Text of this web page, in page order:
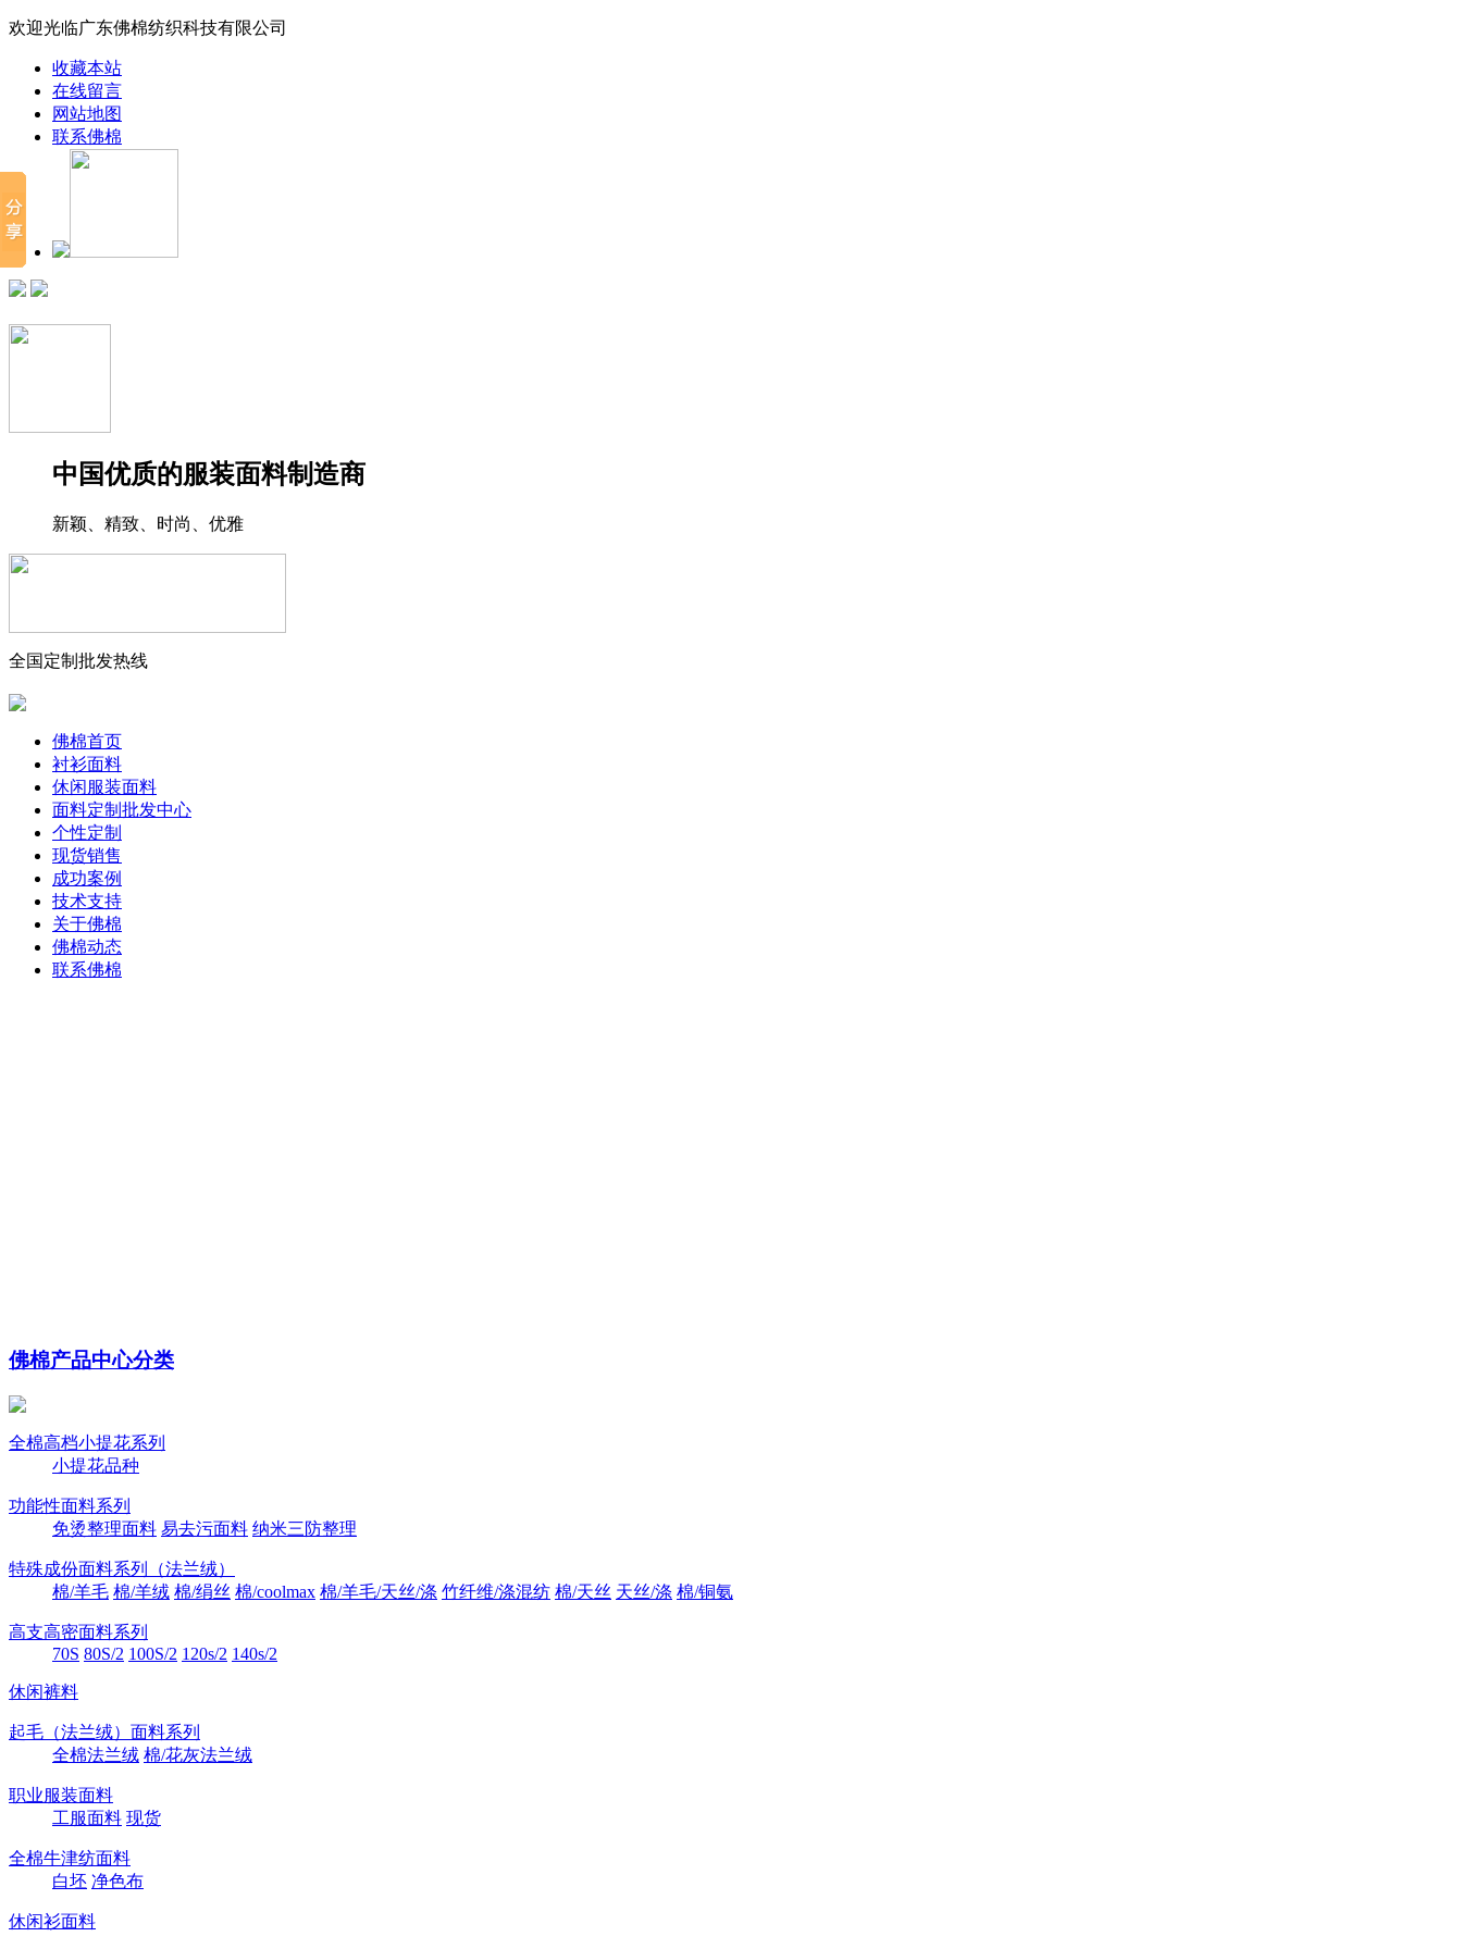
欢迎光临广东佛棉纺织科技有限公司
收藏本站
在线留言
网站地图
联系佛棉
中国优质的服装面料制造商
新颖、精致、时尚、优雅
全国定制批发热线
佛棉首页
衬衫面料
休闲服装面料
面料定制批发中心
个性定制
现货销售
成功案例
技术支持
关于佛棉
佛棉动态
联系佛棉
佛棉产品中心分类
全棉高档小提花系列
小提花品种
功能性面料系列
免烫整理面料 易去污面料 纳米三防整理
特殊成份面料系列（法兰绒）
棉/羊毛 棉/羊绒 棉/绢丝 棉/coolmax 棉/羊毛/天丝/涤 竹纤维/涤混纺 棉/天丝 天丝/涤 棉/铜氨
高支高密面料系列
70S 80S/2 100S/2 120s/2 140s/2
休闲裤料
起毛（法兰绒）面料系列
全棉法兰绒 棉/花灰法兰绒
职业服装面料
工服面料 现货
全棉牛津纺面料
白坯 净色布
休闲衫面料